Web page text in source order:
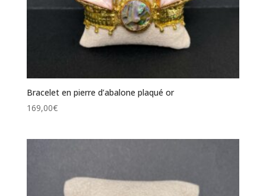
Bracelet en pierre d’abalone plaqué or
169,00€